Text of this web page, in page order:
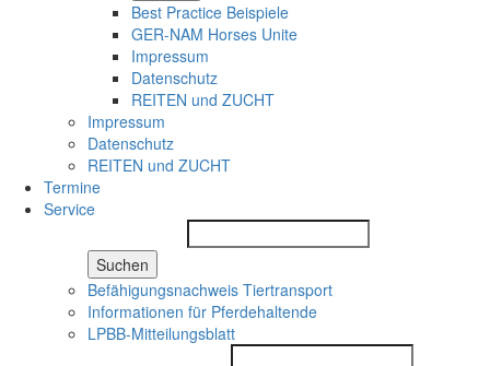
Best Practice Beispiele
GER-NAM Horses Unite
Impressum
Datenschutz
REITEN und ZUCHT
Impressum
Datenschutz
REITEN und ZUCHT
Termine
Service
Suchen
Befähigungsnachweis Tiertransport
Informationen für Pferdehaltende
LPBB-Mitteilungsblatt